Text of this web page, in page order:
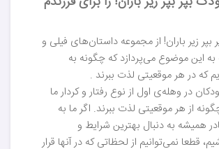
زیر باران! از مجموعه داستان‌های فیلی و
این موضوع می‌پردازد که چگونه به
که در هر موقعیتی لذت ببرند .
در وهله‌ی اول از نوع رفتار و کردار ما
از هر موقعیتی لذت ببرند. اگر ما به
همیشه به دنبال بهترین شرایط و
قطعا نمی‌توانیم از لحظاتی که در آنها قرار